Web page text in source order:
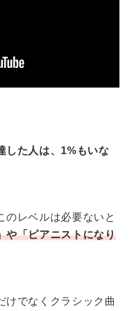
した人は、1%もいな
のレベルは必要ないと
や「ピアニストになり
けでなくクラシック曲